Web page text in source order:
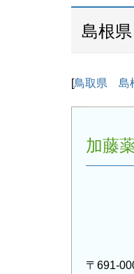
島根県
[鳥取県 島
加藤
〒691-